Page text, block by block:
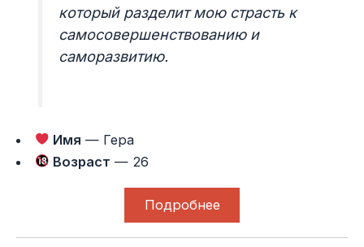
который разделит мою страсть к
самосовершенствованию и
саморазвитию.
Имя — Гера
Возраст — 26
Подробнее